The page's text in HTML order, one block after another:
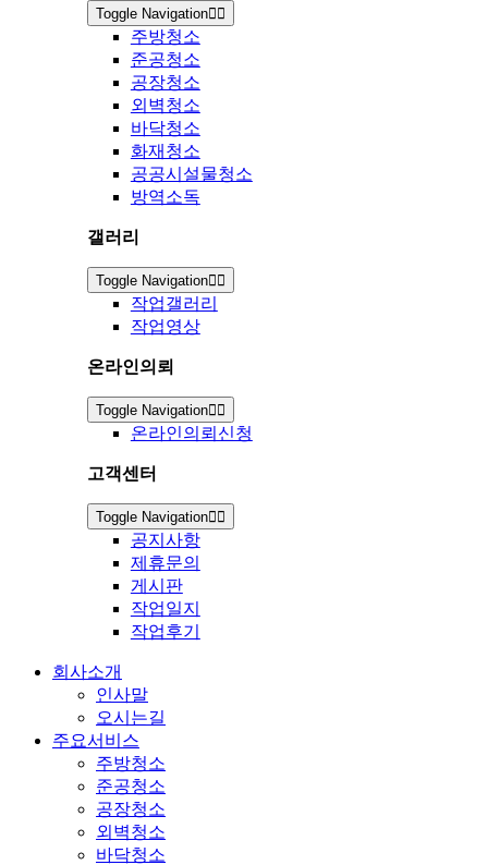
Toggle Navigation
주방청소
준공청소
공장청소
외벽청소
바닥청소
화재청소
공공시설물청소
방역소독
갤러리
Toggle Navigation
작업갤러리
작업영상
온라인의뢰
Toggle Navigation
온라인의뢰신청
고객센터
Toggle Navigation
공지사항
제휴문의
게시판
작업일지
작업후기
회사소개
인사말
오시는길
주요서비스
주방청소
준공청소
공장청소
외벽청소
바닥청소